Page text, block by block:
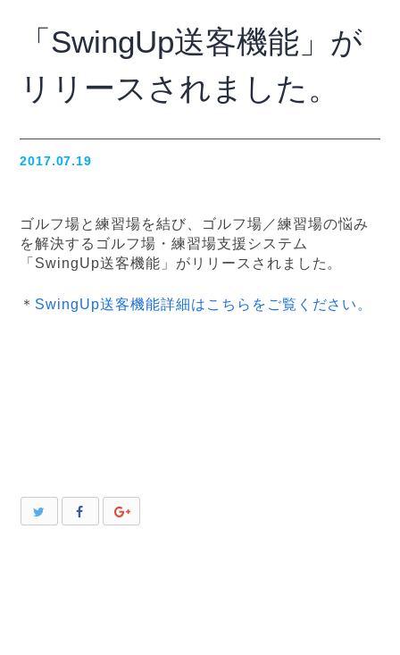
「SwingUp送客機能」が
リリースされました。
2017.07.19
ゴルフ場と練習場を結び、ゴルフ場／練習場の悩み
を解決するゴルフ場・練習場支援システム
「SwingUp送客機能」がリリースされました。
＊ SwingUp送客機能詳細はこちらをご覧ください。